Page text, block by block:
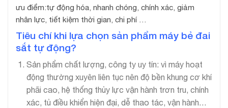
ưu điểm:tự động hóa, nhanh chóng, chính xác, giảm
nhân lực, tiết kiệm thời gian, chi phí …
Tiêu chí khi lựa chọn sản phẩm máy bẻ đai
sắt tự động?
Sản phẩm chất lượng, công ty uy tín: vì máy hoạt
động thường xuyên liên tục nên độ bền khung cơ khí
phãi cao, hệ thống thủy lực vận hành trơn tru, chính
xác, tủ điều khiển hiện đại, dễ thao tác, vận hành…